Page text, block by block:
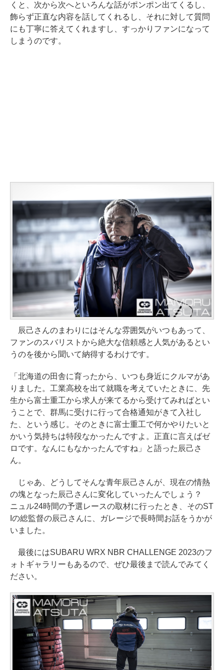
くと、次から次へといろんな話がポンポン出てくるし、
飾らず正直な内容を話してくれるし、それに対して質問
にも丁寧に答えてくれますし、すっかりファンになって
しまうのです。
辰己さんのまわりにはそんな雰囲気がいつもあって、
ファンのスバリストから絶大な信頼感と人気があるとい
うのを後から聞いて納得するわけです。
「北海道の田舎に育ったから、いつも身近にクルマがあ
りました。工業高校を出て就職を考えていたときに、先
生から富士重工から求人が来てるから受けてみればとい
うことで、群馬に受けに行って合格通知がきて入社し
た、という感じ。そのときに富士重工で何かやりたいと
かいう気持ちは特段なかったんですよ。正直に言えばゼ
ロです。なんにもなかったんですね」と語った辰己さ
ん。
じゃあ、どうしてそんな青年辰己さんが、現在の情熱
の塊となった辰己さんに変化していったんでしょう？
ニュル24時間の予選レースの取材に行ったとき、そのST
Iの総監督の辰己さんに、ガレージで長時間お話をうかが
いました。
最後にはSUBARU WRX NBR CHALLENGE 2023のフ
ォトギャラリーもあるので、ぜひ最後まで読んでみてく
ださい。